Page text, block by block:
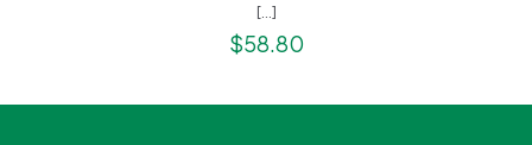
[…]
$58.80